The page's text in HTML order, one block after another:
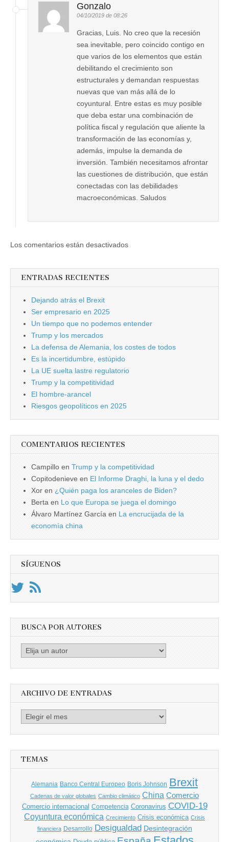
Gonzalo
04/10/2019 de 08:26
Gracias, Luis. No creo que la recesión
sea inevitable, pero coincido contigo en
que varios de los elementos que están
debilitando el crecimiento son
estructurales y demandan respuestas
nuevas que van más allá de lo
coyuntural. Entre estas es muy posible
que deba estar una combinación de
política fiscal y regulación que aliente la
transformación de las economías y,
además, impulse la demanda de
inversión. También necesitamos afrontar
las cuestiones de distribución, que están
conectadas con las debilidades
macroeconómicas. Saludos
Los comentarios están desactivados
ENTRADAS RECIENTES
Dejando atrás el Brexit
Ser empresario en 2025
Un tiempo que no podemos entender
Trump y los mercados
La defensa de Alemania, los costes de todos
Es la incertidumbre, estúpido
La UE suelta lastre regulatorio
Trump y la competitividad
El hombre-arancel
Riesgos geopolíticos en 2025
COMENTARIOS RECIENTES
Campillo en Trump y la competitividad
Copitodenieve en El Informe Draghi, la luna y el dedo
Xor en ¿Quién paga los aranceles de Biden?
Berta en Lo que Europa se juega el domingo
Álvaro Martínez García en La encrucijada de la
economía china
SÍGUENOS
BUSCA POR AUTORES
Busca
ARCHIVO DE ENTRADAS
Archivo
TEMAS
Alemania Banco Central Europeo Boris Johnson Brexit
Cadenas de valor globales Cambio climático China Comercio
Comercio internacional Competencia Coronavirus COVID-19
Coyuntura económica Crecimiento Crisis económica Crisis
financiera Desarrollo Desigualdad Desintegración